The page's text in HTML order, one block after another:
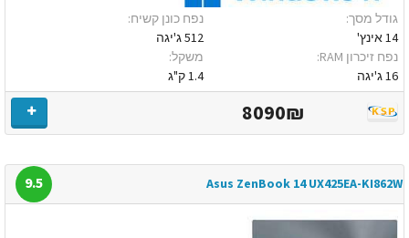
גודל מסך:
14 אינץ'
נפח זיכרון RAM:
16 ג'יגה
נפח כונן קשיח:
512 ג'יגה
משקל:
1.4 ק"ג
8090₪
Asus ZenBook 14 UX425EA-KI862W
9.5